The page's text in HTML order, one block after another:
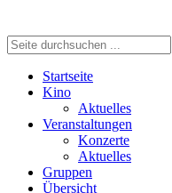
Startseite
Kino
Aktuelles
Veranstaltungen
Konzerte
Aktuelles
Gruppen
Übersicht